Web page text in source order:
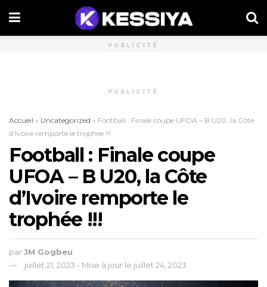
PUBLICITÉ
PUBLICITÉ
Accueil » Uncategorized » Football : Finale coupe UFOA – B U20, la Côte
d’Ivoire remporte le trophée !!!
Football : Finale coupe
UFOA – B U20, la Côte
d’Ivoire remporte le
trophée !!!
parJM Gogbeu
juillet 21, 2023 - Mise à jour le juillet 24, 2023